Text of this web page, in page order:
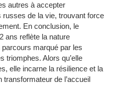
autres à accepter
russes de la vie, trouvant force
En conclusion, le
ans reflète la nature
marqué par les
triomphes. Alors qu’elle
elle incarne la résilience et la
de l’accueil